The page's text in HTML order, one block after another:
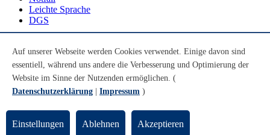
Leichte Sprache
DGS
Youtube
Instagram
LinkedIn
© Universität Bremen 2026
Auf unserer Webseite werden Cookies verwendet. Einige davon sind
essentiell, während uns andere die Verbesserung und Optimierung der
Website im Sinne der Nutzenden ermöglichen. (
Datenschutzerklärung
Impressum )
Einstellungen Ablehnen Akzeptieren